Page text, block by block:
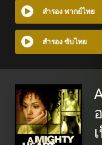
สำรอง พากย์ไทย
สำรอง ซับไทย